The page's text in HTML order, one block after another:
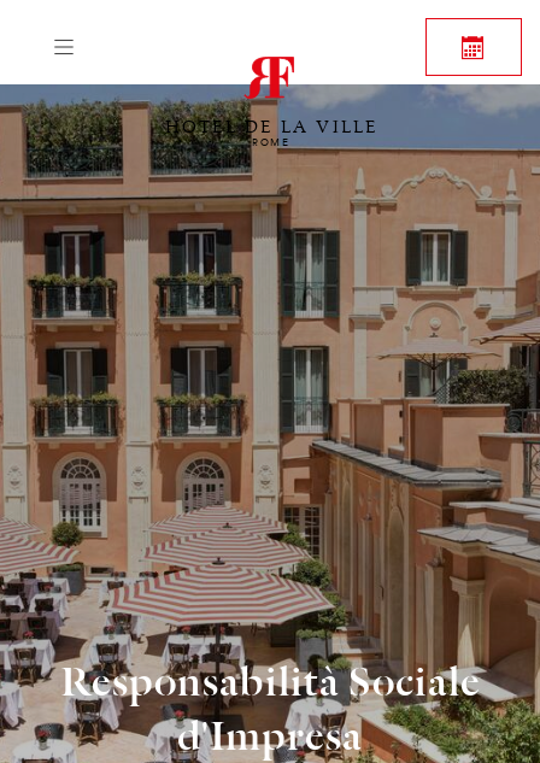
HOTEL DE LA VILLE
ROME
Responsabilità Sociale
d'Impresa